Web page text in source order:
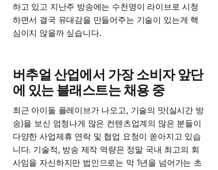
하고 있고 지난주 방송에는 수천명이 라이브로 시청
하면서 결국 유대감을 만들어주는 기술이 있는게 핵
심이지 않을까 싶습니다.
버추얼 산업에서 가장 소비자 앞단
에 있는 블래스트는 채용 중
최근 아이돌 플레이브가 나오고, 기술의 맛(실시간 방
송)을 보신 엄청나게 많은 컨텐츠업계의 많은 분들이
다양한 사업제휴 연락 및 협업 요청이 쏟아지고 있습
니다. 기술적, 방송 제작 역량은 정말 국내 최고의 회
사임을 자신하지만 법인으로는 막 1년을 넘어가는 초